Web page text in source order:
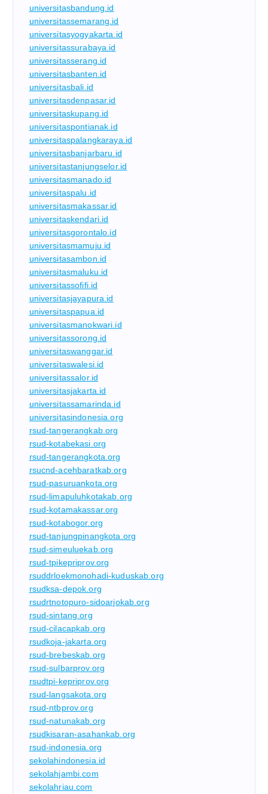
universitasbandung.id
universitassemarang.id
universitasyogyakarta.id
universitassurabaya.id
universitasserang.id
universitasbanten.id
universitasbali.id
universitasdenpasar.id
universitaskupang.id
universitaspontianak.id
universitaspalangkaraya.id
universitasbanjarbaru.id
universitastanjungselor.id
universitasmanado.id
universitaspalu.id
universitasmakassar.id
universitaskendari.id
universitasgorontalo.id
universitasmamuju.id
universitasambon.id
universitasmaluku.id
universitassofifi.id
universitasjayapura.id
universitaspapua.id
universitasmanokwari.id
universitassorong.id
universitaswanggar.id
universitaswalesi.id
universitassalor.id
universitasjakarta.id
universitassamarinda.id
universitasindonesia.org
rsud-tangerangkab.org
rsud-kotabekasi.org
rsud-tangerangkota.org
rsucnd-acehbaratkab.org
rsud-pasuruankota.org
rsud-limapuluhkotakab.org
rsud-kotamakassar.org
rsud-kotabogor.org
rsud-tanjungpinangkota.org
rsud-simeuluekab.org
rsud-tpikepriprov.org
rsuddrloekmonohadi-kuduskab.org
rsudksa-depok.org
rsudrtnotopuro-sidoarjokab.org
rsud-sintang.org
rsud-cilacapkab.org
rsudkoja-jakarta.org
rsud-brebeskab.org
rsud-sulbarprov.org
rsudtpi-kepriprov.org
rsud-langsakota.org
rsud-ntbprov.org
rsud-natunakab.org
rsudkisaran-asahankab.org
rsud-indonesia.org
sekolahindonesia.id
sekolahjambi.com
sekolahriau.com